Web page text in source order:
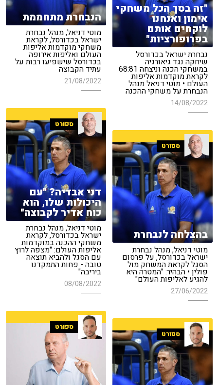
הנבחרת מתחממת
מוטי דניאל, מנהל נבחרת
ישראל בכדורסל, לקראת
משחקי מוקדמות אליפות
העולם ואליפות אירופה
בכדורסל שישפיעו רבות על
עתיד הקבוצה
21/08/2022
"זה בסך הכל משחקי
אימון ואנחנו
לוקחים אותם
בפרופורציות"
נבחרת ישראל בכדורסל
שיחקה נגד גיאורגיה
במשחקי הכנה וניצחה 68:81
לקראת מוקדמות אליפות
העולם • מוטי דניאל מנהל
הנבחרת על משחקי ההכנה
14/08/2022
ספורט
דני אבדיה? "עם
היכולות שלו, הוא
כוח אדיר לקבוצה"
מוטי דניאל, מנהל נבחרת
ישראל בכדורסל, לקראת
משחקי ההכנה במוקדמות
אליפות העולם: "מצפה לרוץ
עם הסגל ולהביא תוצאה
טובה - פחות התמקדנו
ביריבה"
08/08/2022
ספורט
בהצלחה לנבחרת
מוטי דניאל, מנהל נבחרת
ישראל בכדורסל, על פרסום
הסגל לקראת המשחק מול
פולין • הבהיר: "המטרה היא
להגיע לאליפות העולם"
27/06/2022
ספורט
ספורט